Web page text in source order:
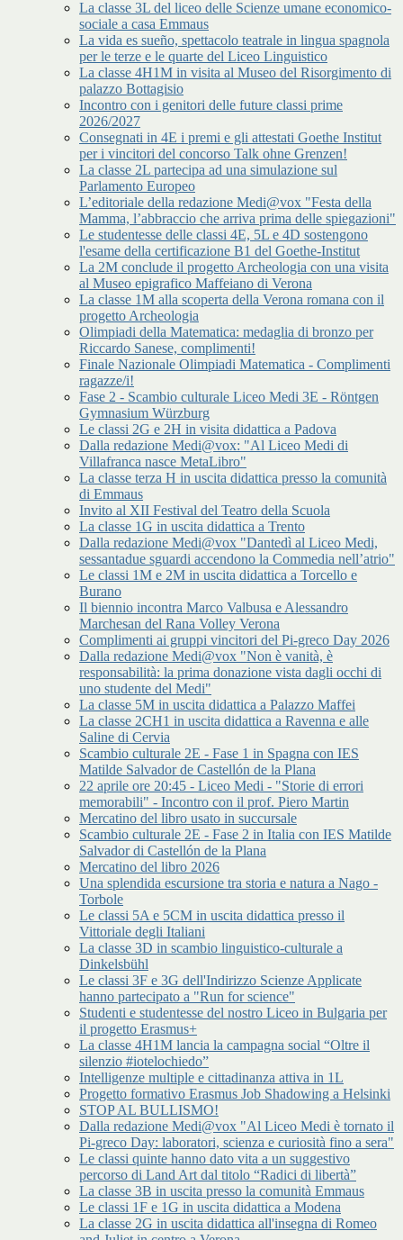
La classe 3L del liceo delle Scienze umane economico-
sociale a casa Emmaus
La vida es sueño, spettacolo teatrale in lingua spagnola
per le terze e le quarte del Liceo Linguistico
La classe 4H1M in visita al Museo del Risorgimento di
palazzo Bottagisio
Incontro con i genitori delle future classi prime
2026/2027
Consegnati in 4E i premi e gli attestati Goethe Institut
per i vincitori del concorso Talk ohne Grenzen!
La classe 2L partecipa ad una simulazione sul
Parlamento Europeo
L’editoriale della redazione Medi@vox "Festa della
Mamma, l’abbraccio che arriva prima delle spiegazioni"
Le studentesse delle classi 4E, 5L e 4D sostengono
l'esame della certificazione B1 del Goethe-Institut
La 2M conclude il progetto Archeologia con una visita
al Museo epigrafico Maffeiano di Verona
La classe 1M alla scoperta della Verona romana con il
progetto Archeologia
Olimpiadi della Matematica: medaglia di bronzo per
Riccardo Sanese, complimenti!
Finale Nazionale Olimpiadi Matematica - Complimenti
ragazze/i!
Fase 2 - Scambio culturale Liceo Medi 3E - Röntgen
Gymnasium Würzburg
Le classi 2G e 2H in visita didattica a Padova
Dalla redazione Medi@vox: "Al Liceo Medi di
Villafranca nasce MetaLibro"
La classe terza H in uscita didattica presso la comunità
di Emmaus
Invito al XII Festival del Teatro della Scuola
La classe 1G in uscita didattica a Trento
Dalla redazione Medi@vox "Dantedì al Liceo Medi,
sessantadue sguardi accendono la Commedia nell’atrio"
Le classi 1M e 2M in uscita didattica a Torcello e
Burano
Il biennio incontra Marco Valbusa e Alessandro
Marchesan del Rana Volley Verona
Complimenti ai gruppi vincitori del Pi-greco Day 2026
Dalla redazione Medi@vox "Non è vanità, è
responsabilità: la prima donazione vista dagli occhi di
uno studente del Medi"
La classe 5M in uscita didattica a Palazzo Maffei
La classe 2CH1 in uscita didattica a Ravenna e alle
Saline di Cervia
Scambio culturale 2E - Fase 1 in Spagna con IES
Matilde Salvador de Castellón de la Plana
22 aprile ore 20:45 - Liceo Medi - "Storie di errori
memorabili" - Incontro con il prof. Piero Martin
Mercatino del libro usato in succursale
Scambio culturale 2E - Fase 2 in Italia con IES Matilde
Salvador di Castellón de la Plana
Mercatino del libro 2026
Una splendida escursione tra storia e natura a Nago -
Torbole
Le classi 5A e 5CM in uscita didattica presso il
Vittoriale degli Italiani
La classe 3D in scambio linguistico-culturale a
Dinkelsbühl
Le classi 3F e 3G dell'Indirizzo Scienze Applicate
hanno partecipato a "Run for science"
Studenti e studentesse del nostro Liceo in Bulgaria per
il progetto Erasmus+
La classe 4H1M lancia la campagna social “Oltre il
silenzio #iotelochiedo”
Intelligenze multiple e cittadinanza attiva in 1L
Progetto formativo Erasmus Job Shadowing a Helsinki
STOP AL BULLISMO!
Dalla redazione Medi@vox "Al Liceo Medi è tornato il
Pi-greco Day: laboratori, scienza e curiosità fino a sera"
Le classi quinte hanno dato vita a un suggestivo
percorso di Land Art dal titolo “Radici di libertà”
La classe 3B in uscita presso la comunità Emmaus
Le classi 1F e 1G in uscita didattica a Modena
La classe 2G in uscita didattica all'insegna di Romeo